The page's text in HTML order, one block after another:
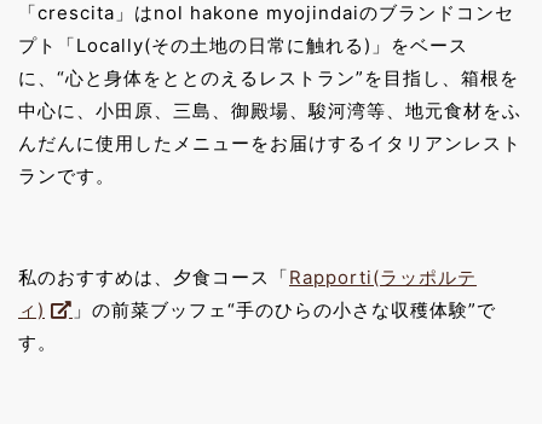
「crescita」はnol hakone myojindaiのブランドコンセ
プト「Locally(その土地の日常に触れる)」をベース
に、“心と身体をととのえるレストラン”を目指し、箱根を
中心に、小田原、三島、御殿場、駿河湾等、地元食材をふ
んだんに使用したメニューをお届けするイタリアンレスト
ランです。
私のおすすめは、夕食コース「Rapporti(ラッポルテ
ィ)
」の前菜ブッフェ“手のひらの小さな収穫体験”で
す。